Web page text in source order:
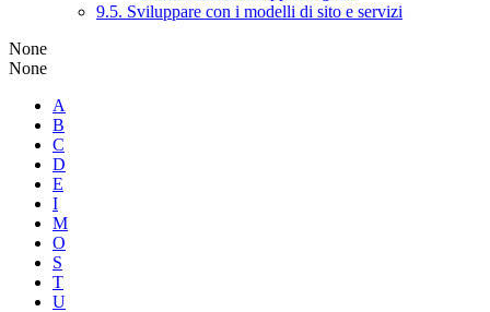
9.5. Sviluppare con i modelli di sito e servizi
None
None
A
B
C
D
E
I
M
O
S
T
U